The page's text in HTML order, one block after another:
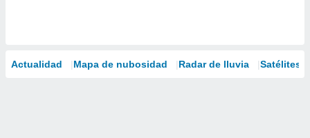
Actualidad Mapa de nubosidad Radar de lluvia Satélites